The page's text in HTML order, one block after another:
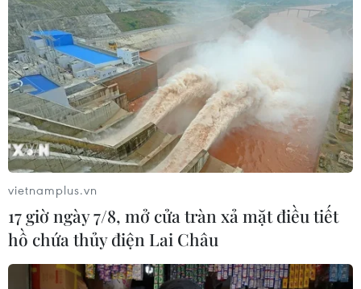
vietnamplus.vn
17 giờ ngày 7/8, mở cửa tràn xả mặt điều tiết
hồ chứa thủy điện Lai Châu